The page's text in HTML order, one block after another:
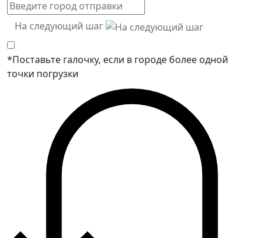
На следующий шаг
*Поставьте галочку, если в городе более одной
точки погрузки